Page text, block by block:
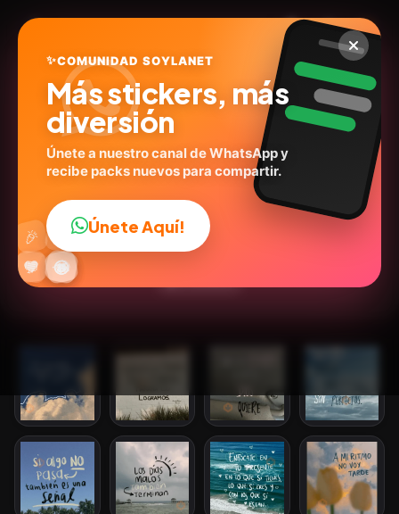
📝 FRASES POSITIVAS 📝
soylanet.com
15stickers 💬Frases Dibujos
😎
😂
🔥
💬
❤️ ✨
🤩
😜
🎉 👍
✨COMUNIDAD SOYLANET
Más stickers, más
diversión
Únete a nuestro canal de WhatsApp y
recibe packs nuevos para compartir.
Únete Aquí!